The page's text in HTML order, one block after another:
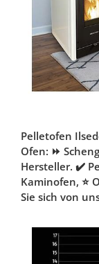
Pelletofen
Ofen: ⏩
Hersteller. ✔️
Kaminofen, ⭐
Sie sich von